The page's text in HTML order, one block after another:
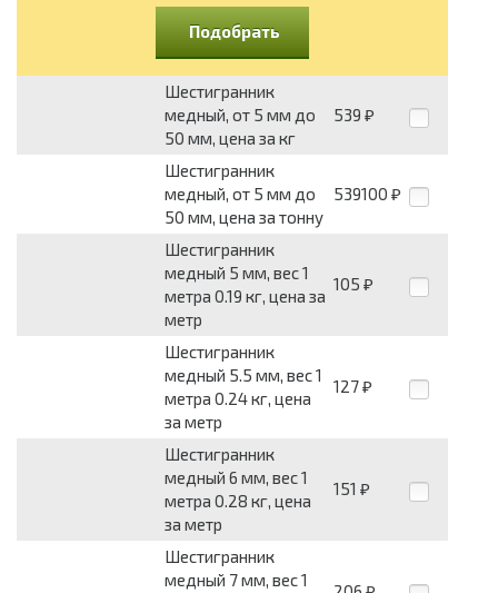
Подобрать
Шестигранник
медный, от 5 мм до
50 мм, цена за кг
539 ₽
Шестигранник
медный, от 5 мм до
50 мм, цена за тонну
539100 ₽
Шестигранник
медный 5 мм, вес 1
метра 0.19 кг, цена за
метр
105 ₽
Шестигранник
медный 5.5 мм, вес 1
метра 0.24 кг, цена
за метр
127 ₽
Шестигранник
медный 6 мм, вес 1
метра 0.28 кг, цена
за метр
151 ₽
Шестигранник
медный 7 мм, вес 1